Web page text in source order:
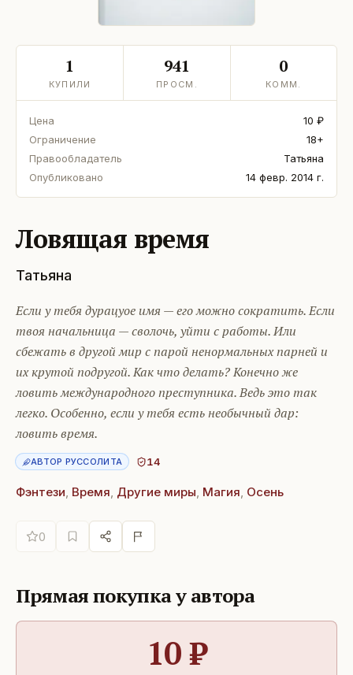
1
КУПИЛИ
941
ПРОСМ.
0
КОММ.
Цена
10 ₽
Ограничение
18+
Правообладатель
Татьяна
Опубликовано
14 февр. 2014 г.
Ловящая время
Татьяна
Если у тебя дурацуое имя — его можно сократить. Если
твоя начальница — сволочь, уйти с работы. Или
сбежать в другой мир с парой ненормальных парней и
их крутой подругой. Как что делать? Конечно же
ловить международного преступника. Ведь это так
легко. Особенно, если у тебя есть необычный дар:
ловить время.
АВТОР РУССОЛИТА 14
Фэнтези, Время, Другие миры, Магия, Осень
0
Прямая покупка у автора
10₽